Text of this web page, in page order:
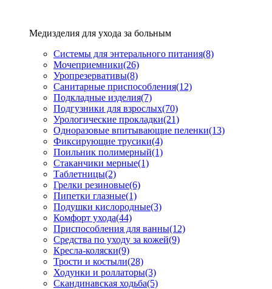
Медизделия для ухода за больным
Системы для энтерального питания(8)
Мочеприемники(26)
Уропрезервативы(8)
Санитарные приспособления(12)
Подкладные изделия(7)
Подгузники для взрослых(70)
Урологические прокладки(21)
Одноразовые впитывающие пеленки(13)
Фиксирующие трусики(4)
Поильник полимерный(1)
Стаканчики мерные(1)
Таблетницы(2)
Грелки резиновые(6)
Пипетки глазные(1)
Подушки кислородные(3)
Комфорт ухода(44)
Приспособления для ванны(12)
Средства по уходу за кожей(9)
Кресла-коляски(9)
Трости и костыли(28)
Ходунки и роллаторы(3)
Скандинавская ходьба(5)